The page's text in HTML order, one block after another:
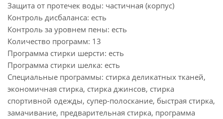
Защита от протечек воды: частичная (корпус)
Контроль дисбаланса: есть
Контроль за уровнем пены: есть
Количество программ: 13
Программа стирки шерсти: есть
Программа стирки шелка: есть
Специальные программы: стирка деликатных тканей,
экономичная стирка, стирка джинсов, стирка
спортивной одежды, супер-полоскание, быстрая стирка,
замачивание, предварительная стирка, программа